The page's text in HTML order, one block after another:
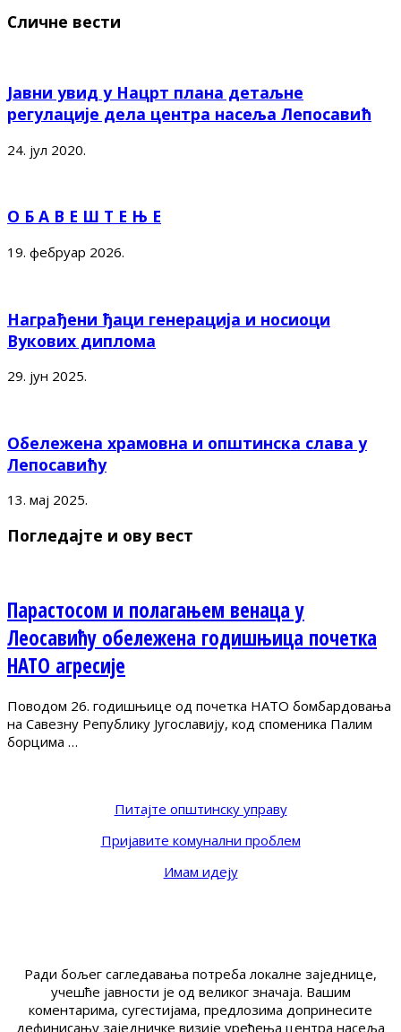
Сличне вести
Јавни увид у Нацрт плана детаљне
регулације дела центра насеља Лепосавић
24. јул 2020.
О Б А В Е Ш Т Е Њ Е
19. фебруар 2026.
Награђени ђаци генерација и носиоци
Вукових диплома
29. јун 2025.
Обележена храмовна и општинска слава у
Лепосавићу
13. мај 2025.
Погледајте и ову вест
Парастосом и полагањем венаца у
Леосавићу обележена годишњица почетка
НАТО агресије
Поводом 26. годишњице од почетка НАТО бомбардовања
на Савезну Републику Југославију, код споменика Палим
борцима …
Питајте општинску управу
Пријавите комунални проблем
Имам идеју
Ради бољег сагледавања потреба локалне заједнице,
учешће јавности је од великог значаја. Вашим
коментарима, сугестијама, предлозима допринесите
дефинисању заједничке визије уређења центра насеља